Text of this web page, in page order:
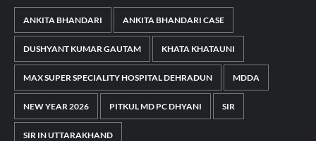
ANKITA BHANDARI ANKITA BHANDARI CASE
DUSHYANT KUMAR GAUTAM KHATA KHATAUNI
MAX SUPER SPECIALITY HOSPITAL DEHRADUN MDDA
NEW YEAR 2026 PITKUL MD PC DHYANI SIR
SIR IN UTTARAKHAND